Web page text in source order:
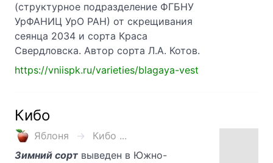
(структурное подразделение ФГБНУ
УрФАНИЦ УрО РАН) от скрещивания
сеянца 2034 и сорта Краса
Свердловска. Автор сорта Л.А. Котов.
https://vniispk.ru/varieties/blagaya-vest
Кибо
Яблоня
Кибо ...
Зимний сорт выведен в Южно-